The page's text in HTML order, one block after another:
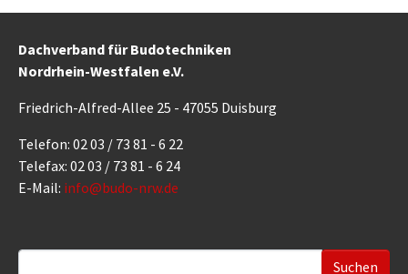
Dachverband für Budotechniken
Nordrhein-Westfalen e.V.
Friedrich-Alfred-Allee 25 - 47055 Duisburg
Telefon: 02 03 / 73 81 - 6 22
Telefax: 02 03 / 73 81 - 6 24
E-Mail: info@budo-nrw.de